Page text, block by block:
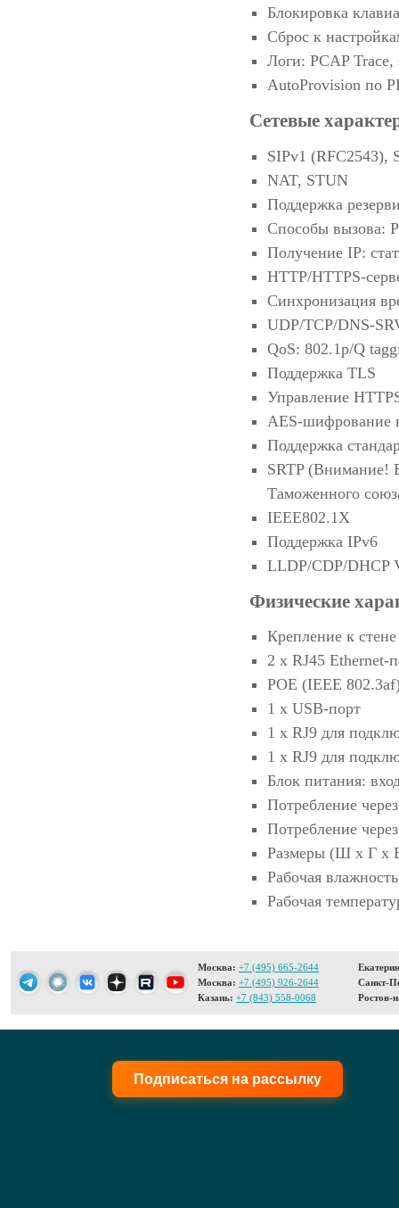
Блокировка
Сброс к
Логи: PCAP Trace,
AutoProvision по
Сетевые
SIPv1 (RFC2543),
NAT, STUN
Поддержка
Способы вызова:
Получение IP:
HTTP/HTTPS-
Синхронизация
UDP/TCP/DNS-
QoS: 802.1p/Q
Поддержка TLS
Управление
AES-шифрование
Поддержка
SRTP (Внимание!
Таможенного
IEEE802.1X
Поддержка IPv6
LLDP/CDP/DHCP
Физические
Крепление к стене
2 х RJ45 Ethernet-
POE (IEEE
1 x USB-порт
1 х RJ9 для
1 х RJ9 для
Блок питания:
Потребление
Потребление
Размеры (Ш х Г х
Рабочая
Рабочая
Москва: +7 (495) 665-2644
Москва: +7 (495) 926-2644
Казань: +7 (843) 558-0068
Санкт-
Ростов-
Подписаться на рассылку